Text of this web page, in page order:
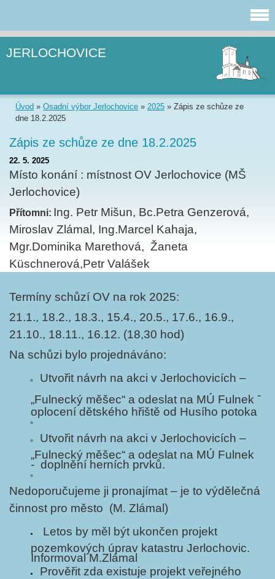
JERLOCHOVICE
Úvod » Osadní výbor Jerlochovice » 2025 » Zápis ze schůze ze
dne 18.2.2025
Zápis ze schůze ze dne 18.2.2025
22. 5. 2025
Místo konání : místnost OV Jerlochovice (MŠ
Jerlochovice)
Přítomni: Ing. Petr Mišun, Bc.Petra Genzerová,
Miroslav Zlámal, Ing.Marcel Kahaja,
Mgr.Dominika Marethová, Žaneta
Küschnerová,Petr Valášek
Termíny schůzí OV na rok 2025:
21.1., 18.2., 18.3., 15.4., 20.5., 17.6., 16.9.,
21.10., 18.11., 16.12. (18,30 hod)
Na schůzi bylo projednáváno:
Utvořit návrh na akci v Jerlochovicích –
„Fulnecký měšec“ a odeslat na MÚ Fulnek -
oplocení dětského hřiště od Husího potoka
Utvořit návrh na akci v Jerlochovicích –
„Fulnecký měšec“ a odeslat na MÚ Fulnek
- doplnění herních prvků.
Nedoporučujeme ji pronajímat – je to výdělečná
činnost pro město (M. Zlámal)
Letos by měl být ukončen projekt
pozemkových úprav katastru Jerlochovic.
Informoval M.Zlámal
Prověřit zda existuje projekt veřejného